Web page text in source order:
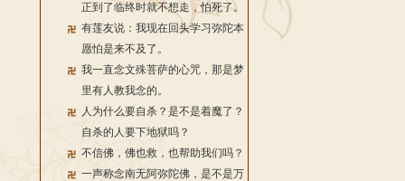
正到了临终时就不想走，怕死了。
有莲友说：我现在回头学习弥陀本
愿怕是来不及了。
我一直念文殊菩萨的心咒，那是梦
里有人教我念的。
人为什么要自杀？是不是着魔了？
自杀的人要下地狱吗？
不信佛，佛也救，也帮助我们吗？
一声称念南无阿弥陀佛，是不是万